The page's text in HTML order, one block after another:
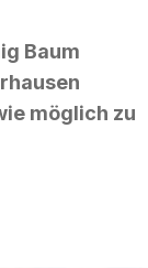
Baum
möglich zu